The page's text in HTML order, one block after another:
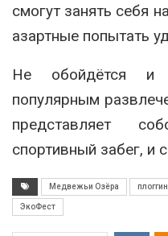
смогут занять себя
азартные попытать
Не обойдётся и
популярным
представляет
спортивный забег, и
Медвежьи Озёра
ЭкоФест